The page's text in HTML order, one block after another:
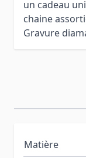
un cadeau
chaine
Gravure
Matière